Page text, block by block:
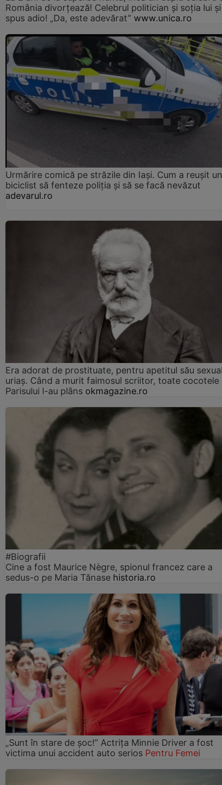
România divorțează! Celebrul politician și soția lui
spus adio! „Da, este adevărat” www.unica.ro
Urmărire comică pe străzile din Iași. Cum a reușit un
biciclist să fenteze poliția și să se facă nevăzut
adevarul.ro
Era adorat de prostituate, pentru apetitul său
uriaș. Când a murit faimosul scriitor, toate cocotele
Parisului l-au plâns okmagazine.ro
#Biografii
Cine a fost Maurice Nègre, spionul francez care a
sedus-o pe Maria Tănase historia.ro
„Sunt în stare de șoc!” Actrița Minnie Driver a fost
victima unui accident auto serios Pentru Femei